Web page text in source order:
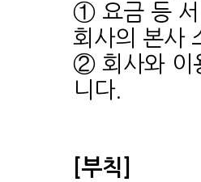
① 요금 등 서
회사의 본사
② 회사와 이
니다.
[부칙]